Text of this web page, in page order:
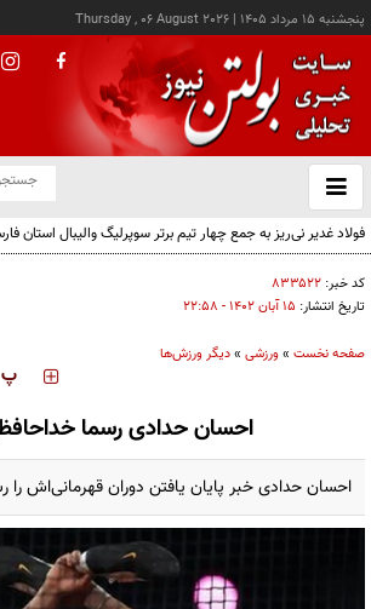
پنجشنبه ۱۵ مرداد ۱۴۰۵ |
Thursday , 06 August 2026
باز
و
فولاد غدیر نی‌ریز به جمع چهار تیم برتر سوپرلیگ والیبال استان
کد خبر: ۸۳۳۵۲۲
تاریخ انتشار: ۱۵ آبان ۱۴۰۲ - ۲۲:۵۸
صفحه نخست »ورزشی »دیگر ورزش‌ها
‍‍‍ پ
احسان حدادی رسما
احسان حدادی خبر پایان یافتن دوران قهرمانی‌اش را